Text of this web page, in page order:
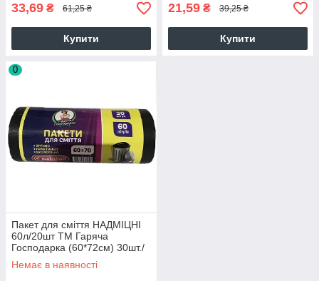
33,69 ₴ 61,25 ₴
Купити
21,59 ₴ 39,25 ₴
Купити
0
Пакет для сміття НАДМІЦНІ
60л/20шт ТМ Гаряча
Господарка (60*72см) 30шт./
уп 19824
Немає в наявності